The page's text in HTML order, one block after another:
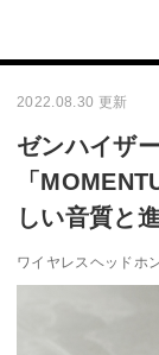
2022.08.30 更新
ゼンハイザ
「
しい音質と
ワイヤレスヘッドホ